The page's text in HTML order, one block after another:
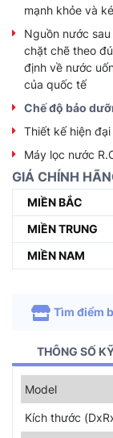
mạnh khỏe và
Nguồn nước
chặt chẽ theo
định về nước
của quốc tế
Chế độ bảo
Thiết kế hiện
Máy lọc nước
GIÁ CHÍNH
MIỀN BẮC
MIỀN TRUNG
MIỀN NAM
Tìm điểm
THÔNG SỐ
Model
Kích thước